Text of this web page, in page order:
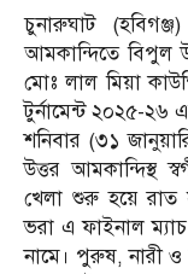
চুনারুঘাট
আমকান্দিতে বিপুল
মোঃ লাল মিয়া
টুর্নামেন্ট ২০২৫-২৬
শনিবার (৩১
উত্তর আমকান্দিস্থ
খেলা শুরু হয়ে রাত
ভরা এ ফাইনাল
নামে। পুরুষ, নারী